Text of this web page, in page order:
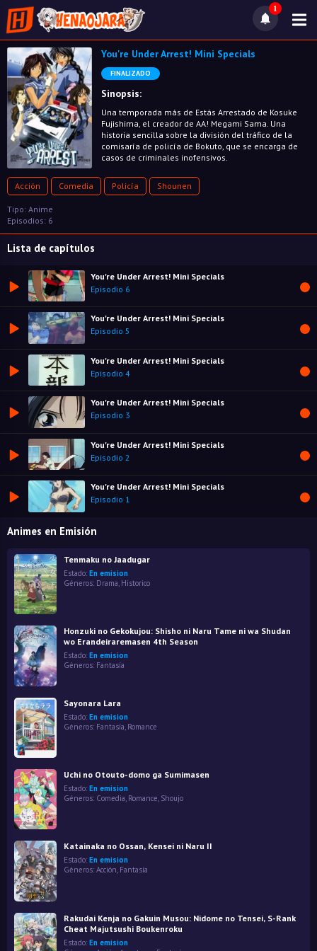
1
You're Under Arrest! Mini Specials
FINALIZADO
Sinopsis:
Una temporada más de Estás Arrestado de Kosuke
Fujishima, el creador de AA! Megami Sama. Una
historia sencilla sobre la división del tráfico de la
comisaría de policía de Bokuto, que se encarga de
casos de criminales inofensivos.
Acción Comedia Policía Shounen
Tipo: Anime
Episodios: 6
Lista de capítulos
You're Under Arrest! Mini Specials
Episodio 6
You're Under Arrest! Mini Specials
Episodio 5
You're Under Arrest! Mini Specials
Episodio 4
You're Under Arrest! Mini Specials
Episodio 3
You're Under Arrest! Mini Specials
Episodio 2
You're Under Arrest! Mini Specials
Episodio 1
Animes en Emisión
Tenmaku no Jaadugar
Estado: En emision
Géneros: Drama, Historico
Honzuki no Gekokujou: Shisho ni Naru Tame ni wa Shudan
wo Erandeiraremasen 4th Season
Estado: En emision
Géneros: Fantasía
Sayonara Lara
Estado: En emision
Géneros: Fantasía Romance
Uchi no Otouto-domo ga Sumimasen
Estado: En emision
Géneros: Comedia, Romance, Shoujo
Katainaka no Ossan, Kensei ni Naru II
Estado: En emision
Géneros: Acción, Fantasía
Rakudai Kenja no Gakuin Musou: Nidome no Tensei, S-Rank
Cheat Majutsushi Boukenroku
Estado: En emision